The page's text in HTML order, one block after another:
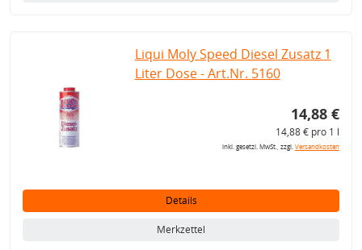
Liqui Moly Speed Diesel Zusatz 1
Liter Dose - Art.Nr. 5160
14,88 €
14,88 € pro 1 l
inkl. gesetzl. MwSt., zzgl.Versandkosten
Details
Merkzettel